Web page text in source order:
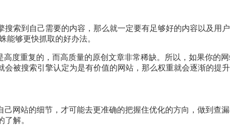
索到自己需要的内容，那么就一定要有足够好的内容以及用
能够更快抓取的好办法。
度重复的，而高质量的原创文章非常稀缺。所以，如果你的
被搜索引擎认定为是有价值的网站，那么权重就会逐渐的提
网站的细节，才可能去更准确的把握住优化的方向，做到查
解。